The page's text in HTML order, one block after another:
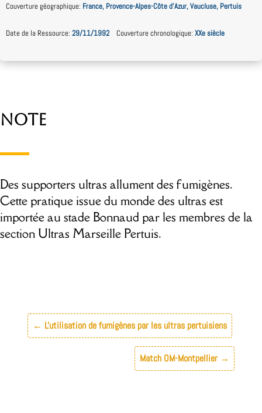
Couverture géographique: France, Provence-Alpes-Côte d’Azur, Vaucluse, Pertuis
Date de la Ressource: 29/11/1992 Couverture chronologique: XXe siècle
Note
Des supporters ultras allument des fumigènes.
Cette pratique issue du monde des ultras est
importée au stade Bonnaud par les membres de la
section Ultras Marseille Pertuis.
← L'utilisation de fumigènes par les ultras pertuisiens
Match OM-Montpellier →